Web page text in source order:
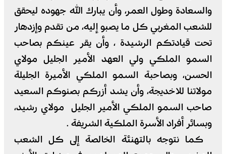
والسعادة وطول العمر، وأن يبارك الله جهوده ليحقق
للشعب المغربي كل ما يصبو إليه، من تقدم وإزدهار
تحت قيادتكم الرشيدة ، وأن يقر عينكم بصاحب
السمو الملكي ولي العهد الأمير الجليل مولاي
الحسن، وبصاحبة السمو الملكي الأميرة الجليلة
مولاتنا للاخديجة، وأن يشد أزركم بصنوكم السعيد
صاحب السمو الملكي الأمير الجليل مولاي رشيد،
وبسائر أفراد الأسرة الملكية الشريفة .
كما نتوجه بالتهنئة الخالصة إلى كل الشعب